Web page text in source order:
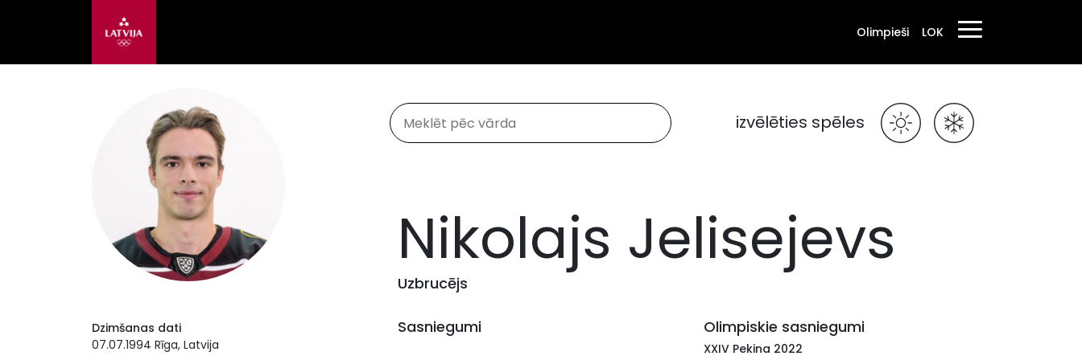
Olimpieši LOK
izvēlēties spēles
Nikolajs Jelisejevs
Uzbrucējs
Dzimšanas dati
07.07.1994 Rīga, Latvija
Sasniegumi Olimpiskie sasniegumi
XXIV Pekina 2022